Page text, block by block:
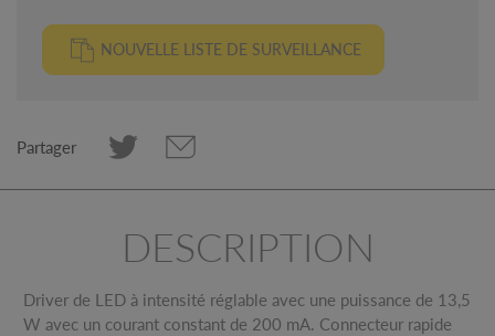
NOUVELLE LISTE DE SURVEILLANCE
Partager
DESCRIPTION
Driver de LED à intensité réglable avec une puissance de 13,5
W avec un courant constant de 200 mA. Connecteur rapide